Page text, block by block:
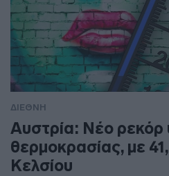
ΔΙΕΘΝΗ
Αυστρία: Νέο ρεκόρ
θερμοκρασίας, με
Κελσίου